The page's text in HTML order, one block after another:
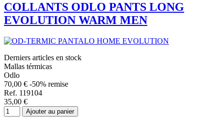
COLLANTS ODLO PANTS LONG
EVOLUTION WARM MEN
Derniers articles en stock
Mallas térmicas
Odlo
70,00 € -50% remise
Ref. 119104
35,00 €
Ajouter au panier